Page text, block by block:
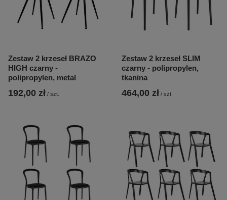
Zestaw 2 krzeseł BRAZO
HIGH czarny -
polipropylen, metal
192,00 zł / szt.
Zestaw 2 krzeseł SLIM
czarny - polipropylen,
tkanina
464,00 zł / szt.